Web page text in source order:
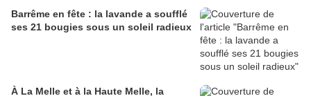
Barrême en fête : la lavande a soufflé
ses 21 bougies sous un soleil radieux
À La Melle et à la Haute Melle, la